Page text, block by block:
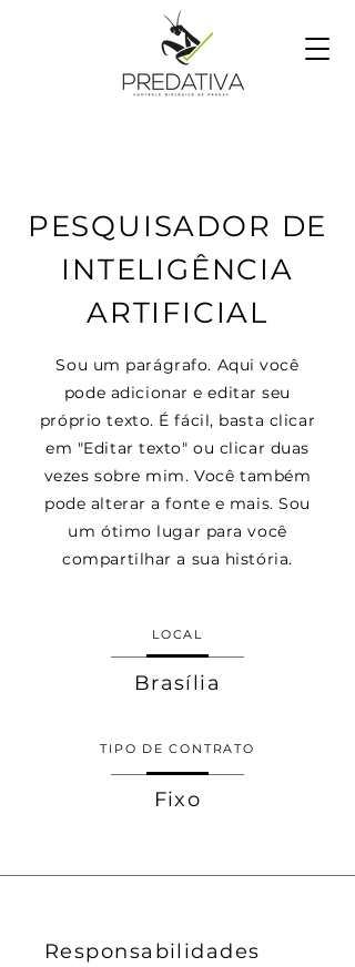
PESQUISADOR DE
INTELIGÊNCIA
ARTIFICIAL
Sou um parágrafo. Aqui você
pode adicionar e editar seu
próprio texto. É fácil, basta clicar
em "Editar texto" ou clicar duas
vezes sobre mim. Você também
pode alterar a fonte e mais. Sou
um ótimo lugar para você
compartilhar a sua história.
LOCAL
Brasília
TIPO DE CONTRATO
Fixo
Responsabilidades